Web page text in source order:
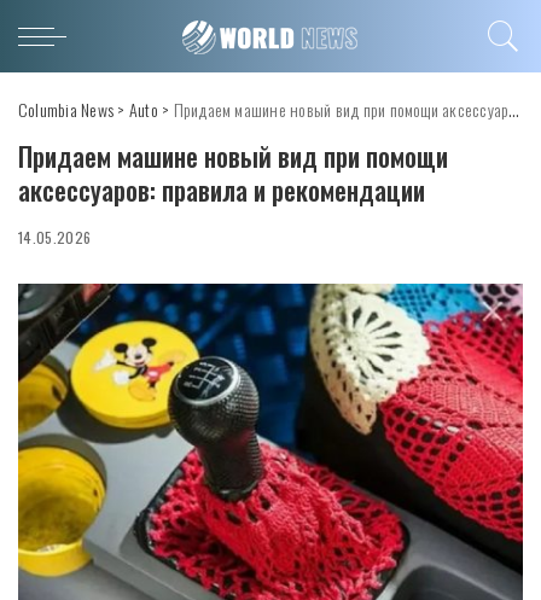
Columbia News> Auto > Придаем машине новый вид при помощи аксессуаров: правила и рекомендации
Придаем машине новый вид при помощи
аксессуаров: правила и рекомендации
14.05.2026